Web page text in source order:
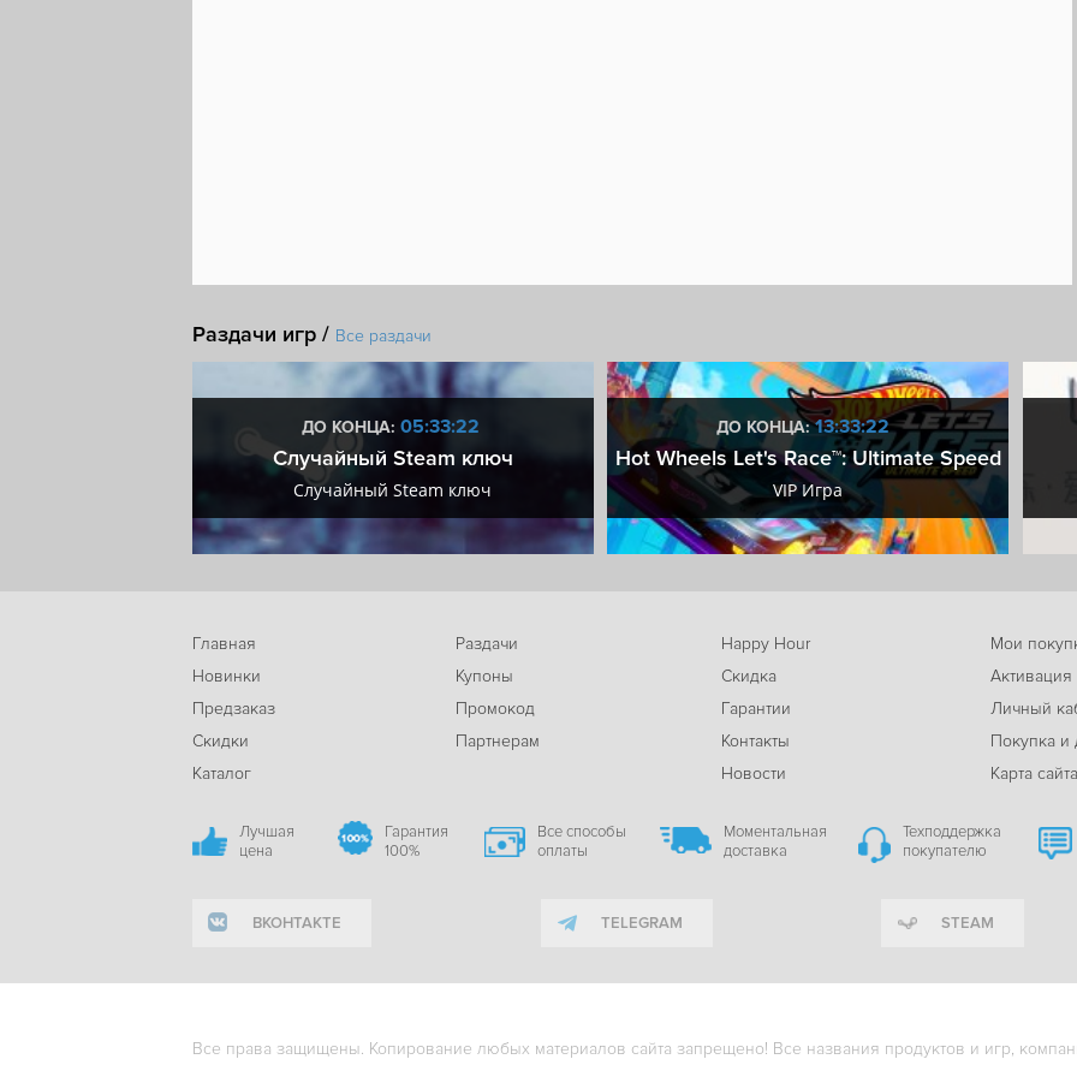
Раздачи игр / Все раздачи
ДО КОНЦА: 05:33:21
Случайный Steam ключ
Случайный Steam ключ
ДО КОНЦА:13:33:21
Hot Wheels Let's Race™: Ultimate Speed
VIP Игра
Главная
Новинки
Предзаказ
Скидки
Каталог
Раздачи
Купоны
Промокод
Партнерам
Happy Hour
Скидка
Гарантии
Контакты
Новости
Мои
Активация
Личный
Покупка и
Карта сайта
Лучшая
цена
Гарантия
100%
Все способы
оплаты
Моментальная
доставка
Техподдержка
покупателю
ВКОНТАКТЕ TELEGRAM STEAM
Все права защищены. Копирование любых материалов сайта запрещено! Все названия продуктов и игр,